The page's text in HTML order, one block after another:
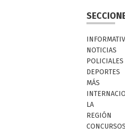
NOTICIAS
POLICIALES
DEPORTES
MÁS
LA
REGIÓN